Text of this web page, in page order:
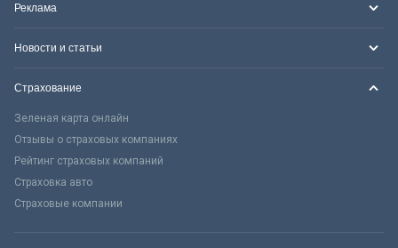
Реклама
Новости и статьи
Страхование
Зеленая карта онлайн
Отзывы о страховых компаниях
Рейтинг страховых компаний
Страховка авто
Страховые компании